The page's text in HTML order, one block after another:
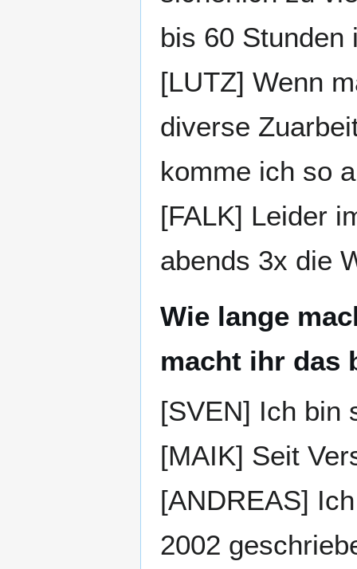
bis 60 Stunden
[LUTZ] Wenn
diverse
komme ich so
[FALK] Leider
abends 3x die
Wie lange
macht ihr das
[SVEN] Ich bin
[MAIK] Seit
[ANDREAS]
2002